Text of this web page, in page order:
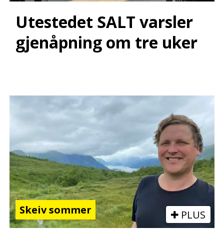
Utestedet SALT varsler
gjenåpning om tre uker
Skeiv sommer PLUS